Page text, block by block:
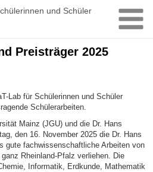
und Schüler
Preisträger 2025
Lab für Schülerinnen und Schüler
Schülerarbeiten.
Mainz (JGU) und die Dr. Hans
den 16. November 2025 die Dr. Hans
gute fachwissenschaftliche Arbeiten von
Rheinland-Pfalz verliehen. Die
Informatik, Erdkunde, Mathematik